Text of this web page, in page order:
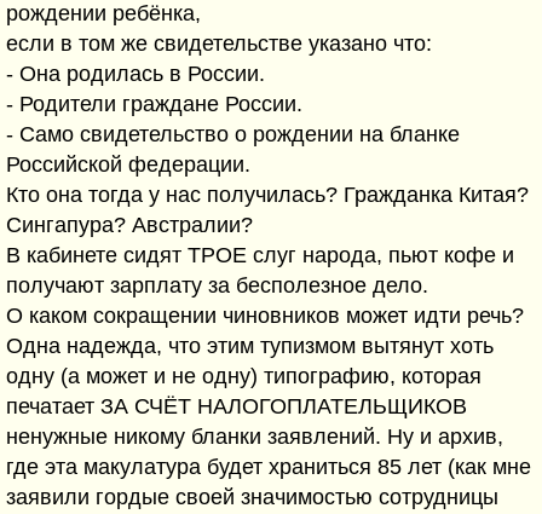
рождении ребёнка,
если в том же свидетельстве указано что:
- Она родилась в России.
- Родители граждане России.
- Само свидетельство о рождении на бланке
Российской федерации.
Кто она тогда у нас получилась? Гражданка Китая?
Сингапура? Австралии?
В кабинете сидят ТРОЕ слуг народа, пьют кофе и
получают зарплату за бесполезное дело.
О каком сокращении чиновников может идти речь?
Одна надежда, что этим тупизмом вытянут хоть
одну (а может и не одну) типографию, которая
печатает ЗА СЧЁТ НАЛОГОПЛАТЕЛЬЩИКОВ
ненужные никому бланки заявлений. Ну и архив,
где эта макулатура будет храниться 85 лет (как мне
заявили гордые своей значимостью сотрудницы